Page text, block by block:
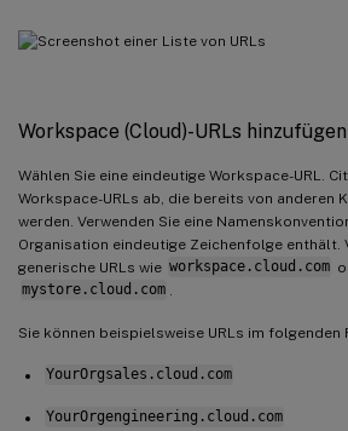
Workspace (Cloud)-URLs hinzufügen
Wählen Sie eine eindeutige Workspace-URL.
Workspace-URLs ab, die bereits von anderen
werden. Verwenden Sie eine
Organisation eindeutige Zeichenfolge enthält.
generische URLs wie workspace.cloud.com
mystore.cloud.com
Sie können beispielsweise URLs im
YourOrgsales.cloud.com
YourOrgengineering.cloud.com